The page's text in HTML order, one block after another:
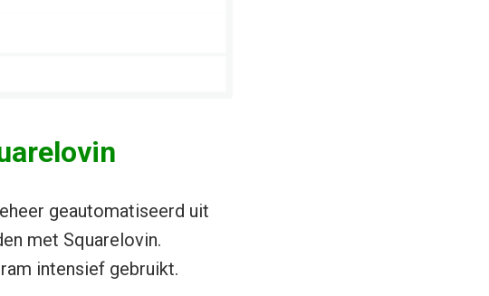
geautomatiseerd uit
met Squarelovin.
intensief gebruikt.